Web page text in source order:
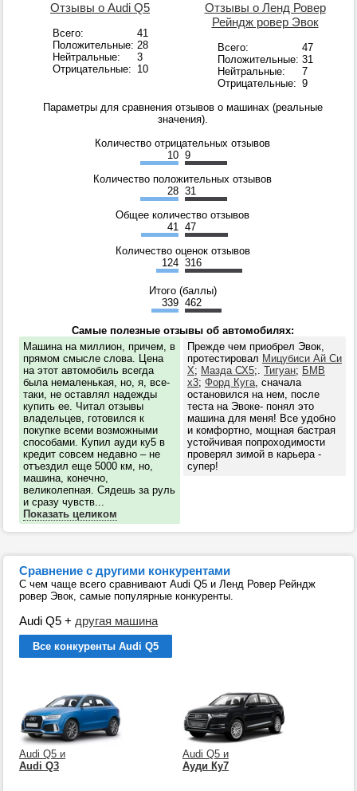
Отзывы о Audi Q5
Всего:
41
Положительные: 28
Нейтральные:
3
Отрицательные: 10
Отзывы о Ленд Ровер
Рейндж ровер Эвок
Всего:
47
Положительные: 31
Нейтральные:
7
Отрицательные: 9
Параметры для сравнения отзывов о машинах (реальные
значения).
Количество отрицательных отзывов
10 9
Количество положительных отзывов
28 31
Общее количество отзывов
41 47
Количество оценок отзывов
124 316
Итого (баллы)
339 462
Самые полезные отзывы об автомобилях:
Машина на миллион, причем, в
прямом смысле слова. Цена
на этот автомобиль всегда
была немаленькая, но, я, все-
таки, не оставлял надежды
купить ее. Читал отзывы
владельцев, готовился к
покупке всеми возможными
способами. Купил ауди ку5 в
кредит совсем недавно – не
отъездил еще 5000 км, но,
машина, конечно,
великолепная. Сядешь за руль
и сразу чувств...
Показать целиком
Прежде чем приобрел Эвок,
протестировал Мицубиси Ай Си
Х; Мазда СХ5;. Тигуан; БМВ
х3; Форд Куга, сначала
остановился на нем, после
теста на Эвоке- понял это
машина для меня! Все удобно
и комфортно, мощная бастрая
устойчивая попроходимости
проверял зимой в карьера -
супер!
Сравнение с другими конкурентами
С чем чаще всего сравнивают Audi Q5 и Ленд Ровер Рейндж
ровер Эвок, самые популярные конкуренты.
Audi Q5 + другая машина
Все конкуренты Audi Q5
Audi Q5 и
Audi Q3
Audi Q5 и
Ауди Ку7